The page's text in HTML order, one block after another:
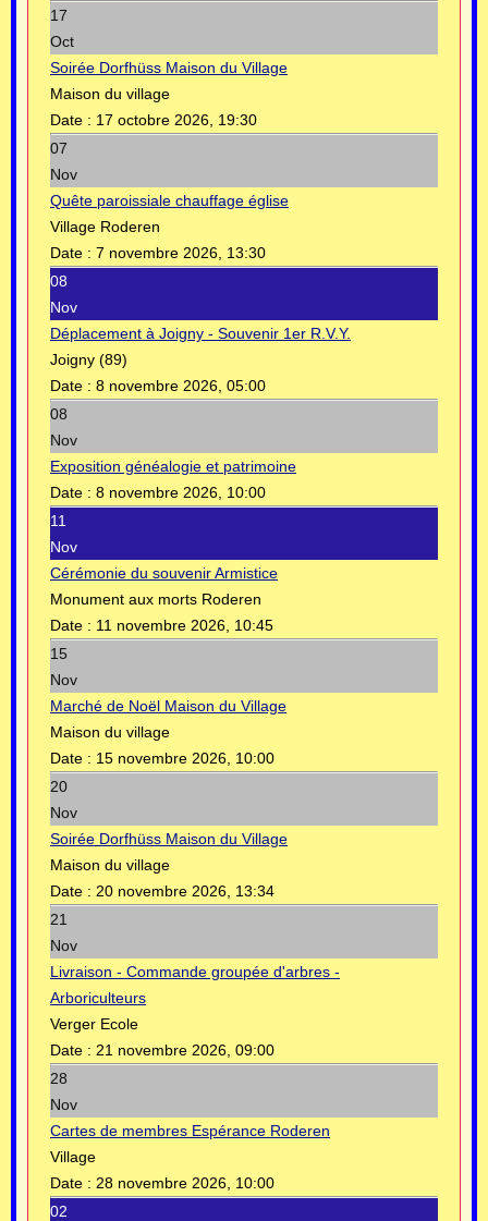
17
Oct
Soirée Dorfhüss Maison du Village
Maison du village
Date : 17 octobre 2026, 19:30
07
Nov
Quête paroissiale chauffage église
Village Roderen
Date : 7 novembre 2026, 13:30
08
Nov
Déplacement à Joigny - Souvenir 1er R.V.Y.
Joigny (89)
Date : 8 novembre 2026, 05:00
08
Nov
Exposition généalogie et patrimoine
Date : 8 novembre 2026, 10:00
11
Nov
Cérémonie du souvenir Armistice
Monument aux morts Roderen
Date : 11 novembre 2026, 10:45
15
Nov
Marché de Noël Maison du Village
Maison du village
Date : 15 novembre 2026, 10:00
20
Nov
Soirée Dorfhüss Maison du Village
Maison du village
Date : 20 novembre 2026, 13:34
21
Nov
Livraison - Commande groupée d'arbres -
Arboriculteurs
Verger Ecole
Date : 21 novembre 2026, 09:00
28
Nov
Cartes de membres Espérance Roderen
Village
Date : 28 novembre 2026, 10:00
02